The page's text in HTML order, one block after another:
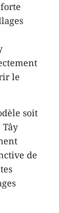
le
soit
de